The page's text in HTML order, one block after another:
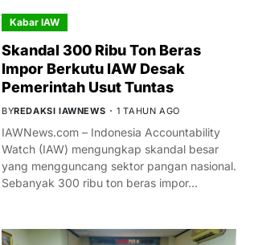
Kabar IAW
Skandal 300 Ribu Ton Beras
Impor Berkutu IAW Desak
Pemerintah Usut Tuntas
BYREDAKSI IAWNEWS 1 TAHUN AGO
IAWNews.com – Indonesia Accountability
Watch (IAW) mengungkap skandal besar
yang mengguncang sektor pangan nasional.
Sebanyak 300 ribu ton beras impor…